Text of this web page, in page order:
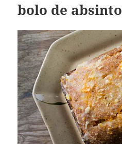
bolo de absinto